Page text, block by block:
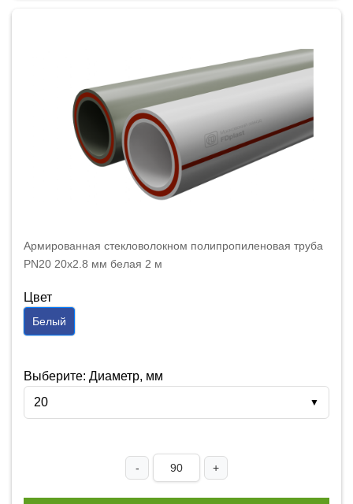
Армированная стекловолокном полипропиленовая труба
PN20 20x2.8 мм белая 2 м
Цвет
Белый
Выберите: Диаметр, мм
20
▼
- +